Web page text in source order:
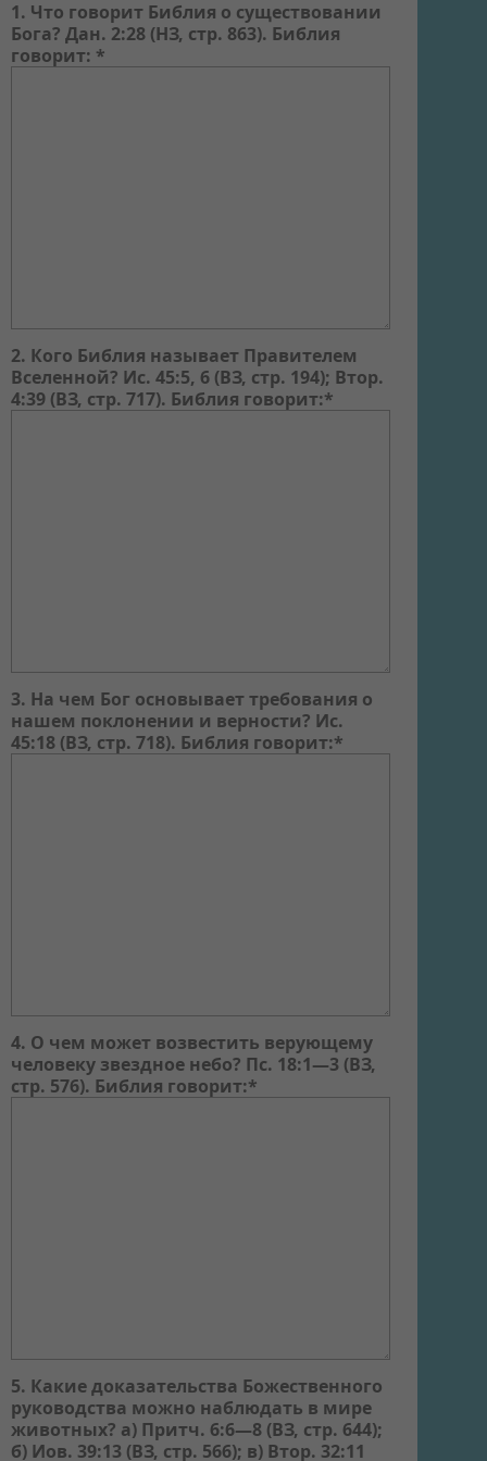
1. Что говорит Библия о существовании
Бога? Дан. 2:28 (НЗ, стр. 863). Библия
говорит: *
2. Кого Библия называет Правителем
Вселенной? Ис. 45:5, 6 (ВЗ, стр. 194); Втор.
4:39 (ВЗ, стр. 717). Библия говорит:*
3. На чем Бог основывает требования о
нашем поклонении и верности? Ис.
45:18 (ВЗ, стр. 718). Библия говорит:*
4. О чем может возвестить верующему
человеку звездное небо? Пс. 18:1—3 (ВЗ,
стр. 576). Библия говорит:*
5. Какие доказательства Божественного
руководства можно наблюдать в мире
животных? а) Притч. 6:6—8 (ВЗ, стр. 644);
б) Иов. 39:13 (ВЗ, стр. 566); в) Втор. 32:11